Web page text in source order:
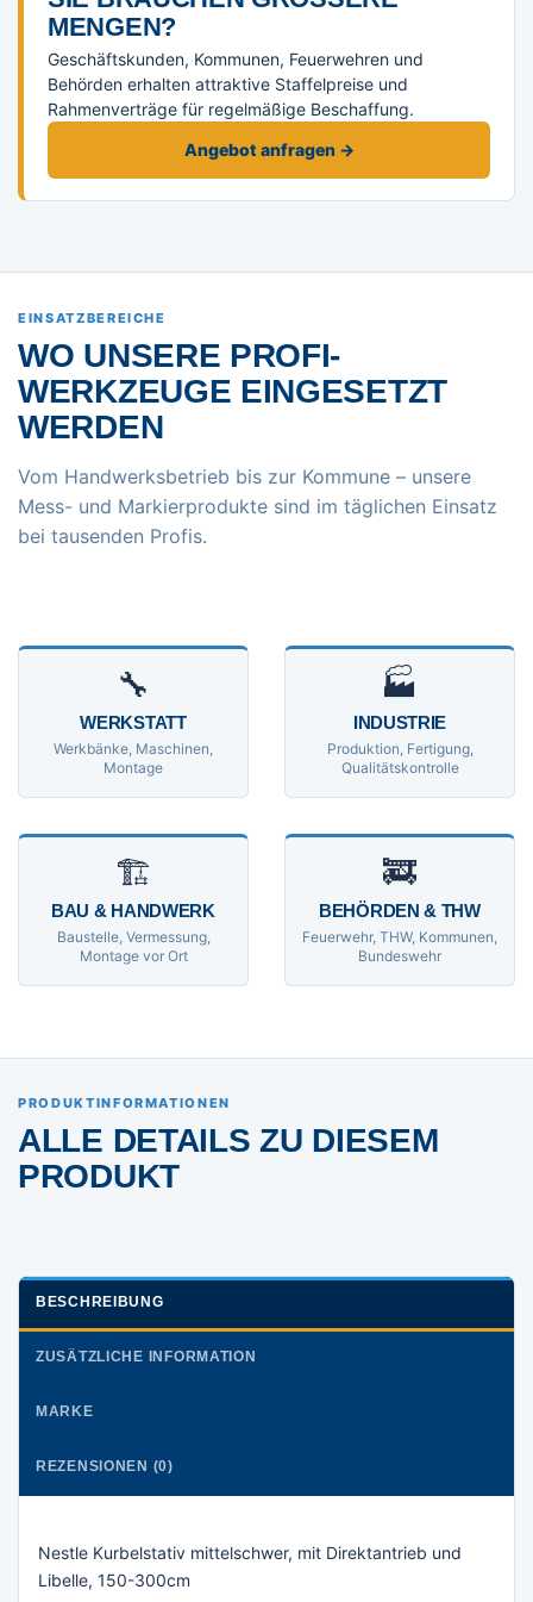
ENGEN?
Geschäftskunden, Kommunen, Feuerwehren und
Behörden erhalten attraktive Staffelpreise und
Rahmenverträge für regelmäßige Beschaffung.
Angebot anfragen →
EINSATZBEREICHE
WO UNSERE PROFI-
WERKZEUGE EINGESETZT
WERDEN
Vom Handwerksbetrieb bis zur Kommune – unsere
Mess- und Markierprodukte sind im täglichen Einsatz
bei tausenden Profis.
🔧
WERKSTATT
Werkbänke, Maschinen,
Montage
🏭
INDUSTRIE
Produktion, Fertigung,
Qualitätskontrolle
🏗
BAU & HANDWERK
Baustelle, Vermessung,
Montage vor Ort
🚒
BEHÖRDEN & THW
Feuerwehr, THW, Kommunen,
Bundeswehr
PRODUKTINFORMATIONEN
ALLE DETAILS ZU DIESEM
PRODUKT
BESCHREIBUNG
ZUSÄTZLICHE INFORMATION
MARKE
REZENSIONEN (0)
Nestle Kurbelstativ mittelschwer, mit Direktantrieb und
Libelle, 150-300cm